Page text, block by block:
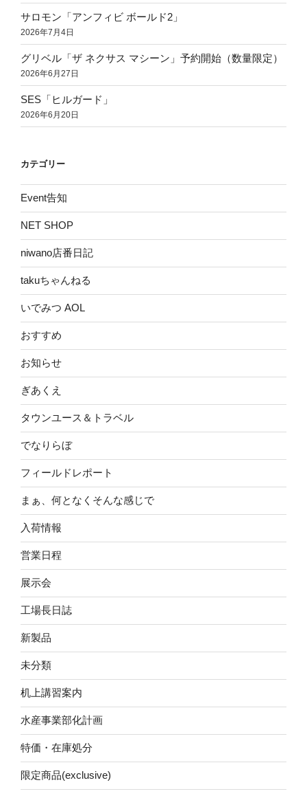
サロモン「アンフィビ ボールド2」
2026年7月4日
グリベル「ザ ネクサス マシーン」予約開始（数量限定）
2026年6月27日
SES「ヒルガード」
2026年6月20日
カテゴリー
Event告知
NET SHOP
niwano店番日記
takuちゃんねる
いでみつ AOL
おすすめ
お知らせ
ぎあくえ
タウンユース＆トラベル
でなりらぼ
フィールドレポート
まぁ、何となくそんな感じで
入荷情報
営業日程
展示会
工場長日誌
新製品
未分類
机上講習案内
水産事業部化計画
特価・在庫処分
限定商品(exclusive)